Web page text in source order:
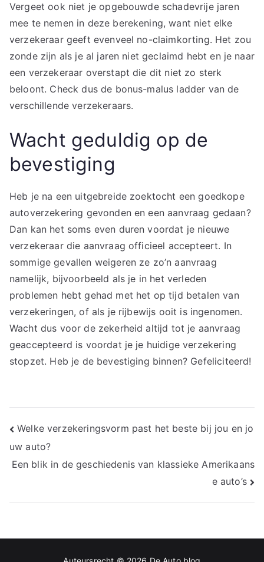
Vergeet ook niet je opgebouwde schadevrije jaren
mee te nemen in deze berekening, want niet elke
verzekeraar geeft evenveel no-claimkorting. Het zou
zonde zijn als je al jaren niet geclaimd hebt en je naar
een verzekeraar overstapt die dit niet zo sterk
beloont. Check dus de bonus-malus ladder van de
verschillende verzekeraars.
Wacht geduldig op de
bevestiging
Heb je na een uitgebreide zoektocht een goedkope
autoverzekering gevonden en een aanvraag gedaan?
Dan kan het soms even duren voordat je nieuwe
verzekeraar die aanvraag officieel accepteert. In
sommige gevallen weigeren ze zo’n aanvraag
namelijk, bijvoorbeeld als je in het verleden
problemen hebt gehad met het op tijd betalen van
verzekeringen, of als je rijbewijs ooit is ingenomen.
Wacht dus voor de zekerheid altijd tot je aanvraag
geaccepteerd is voordat je je huidige verzekering
stopzet. Heb je de bevestiging binnen? Gefeliciteerd!
Bericht
navigatie
Welke verzekeringsvorm past het beste bij jou en jo
uw auto?
Een blik in de geschiedenis van klassieke Amerikaans
e auto’s